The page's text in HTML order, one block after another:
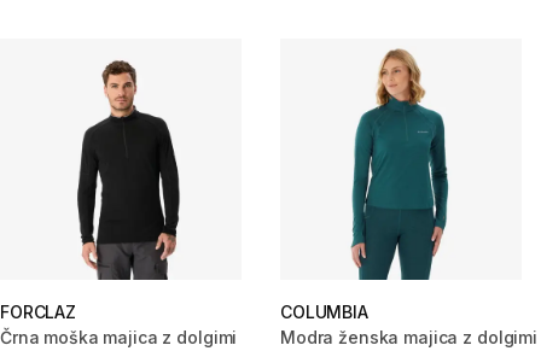
FORCLAZ
Črna moška majica z dolgimi
COLUMBIA
Modra ženska majica z dolgimi